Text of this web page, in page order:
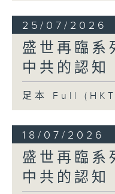
25/07/2026
盛世再臨系
中共的認知
足本 Full
18/07/2026
盛世再臨系
中共的認知